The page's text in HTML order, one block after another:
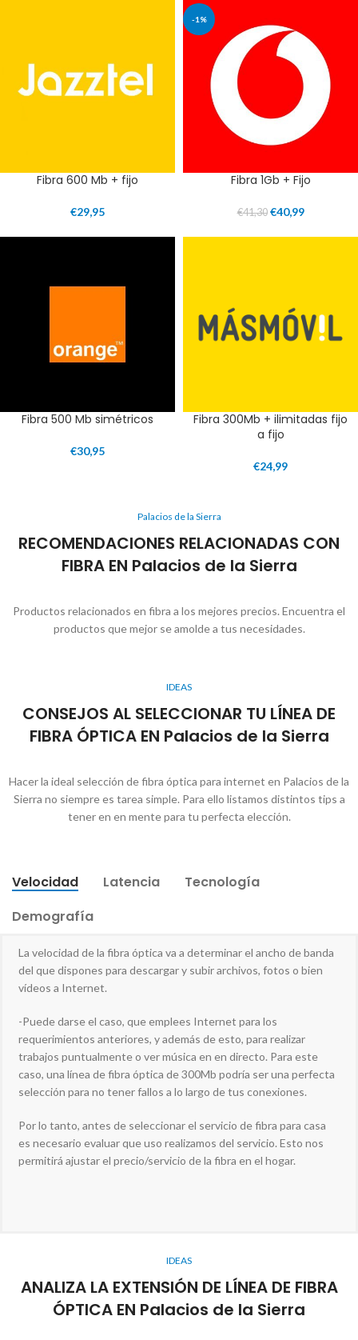
Fibra 600 Mb + fijo
€29,95
-1%
Fibra 1Gb + Fijo
€41,30 €40,99
Fibra 500 Mb simétricos
€30,95
Fibra 300Mb + ilimitadas fijo
a fijo
€24,99
Palacios de la Sierra
RECOMENDACIONES RELACIONADAS CON
FIBRA EN Palacios de la Sierra
Productos relacionados en fibra a los mejores precios. Encuentra el
productos que mejor se amolde a tus necesidades.
IDEAS
CONSEJOS AL SELECCIONAR TU LÍNEA DE
FIBRA ÓPTICA EN Palacios de la Sierra
Hacer la ideal selección de fibra óptica para internet en Palacios de la
Sierra no siempre es tarea simple. Para ello listamos distintos tips a
tener en en mente para tu perfecta elección.
Velocidad Latencia
Tecnología
Demografía
La velocidad de la fibra óptica va a determinar el ancho de banda
del que dispones para descargar y subir archivos, fotos o bien
vídeos a Internet.
-Puede darse el caso, que emplees Internet para los
requerimientos anteriores, y además de esto, para realizar
trabajos puntualmente o ver música en en directo. Para este
caso, una línea de fibra óptica de 300Mb podría ser una perfecta
selección para no tener fallos a lo largo de tus conexiones.
Por lo tanto, antes de seleccionar el servicio de fibra para casa
es necesario evaluar que uso realizamos del servicio. Esto nos
permitirá ajustar el precio/servicio de la fibra en el hogar.
IDEAS
ANALIZA LA EXTENSIÓN DE LÍNEA DE FIBRA
ÓPTICA EN Palacios de la Sierra